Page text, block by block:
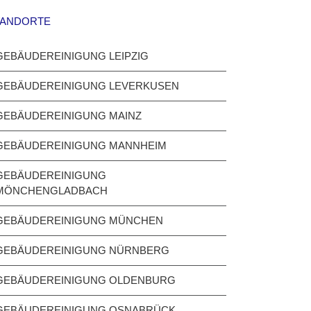
LEIPZIG
LEVERKUSEN
MAINZ
MANNHEIM
MÜNCHEN
NÜRNBERG
OLDENBURG